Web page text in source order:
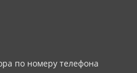
по номеру телефона